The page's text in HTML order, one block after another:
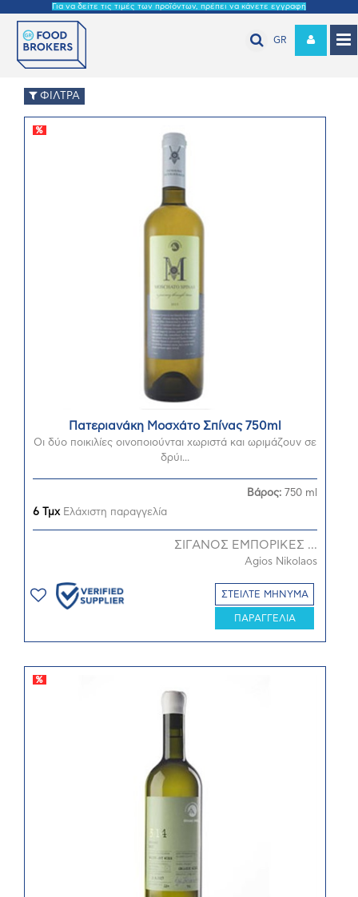
Για να δείτε τις τιμές των προϊόντων, πρέπει να κάνετε εγγραφή
GR
ΦΙΛΤΡΑ
Πατεριανάκη Μοσχάτο Σπίνας 750ml
Οι δύο ποικιλίες οινοποιούνται χωριστά και ωριμάζουν σε
δρύι...
6 ΤμχΕλάχιστη παραγγελία
Βάρος: 750 ml
ΣΙΓΑΝΟΣ ΕΜΠΟΡΙΚΕΣ ...
Agios Nikolaos
ΣΤΕΙΛΤΕ ΜΗΝΥΜΑ
ΠΑΡΑΓΓΕΛΙΑ